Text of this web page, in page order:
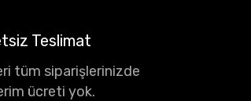
Teslimat
tüm siparişlerinizde
ücreti yok.